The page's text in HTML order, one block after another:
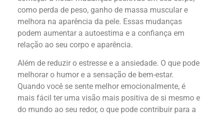
como perda de peso, ganho de massa muscular e
melhora na aparência da pele. Essas mudanças
podem aumentar a autoestima e a confiança em
relação ao seu corpo e aparência.
Além de reduzir o estresse e a ansiedade. O que pode
melhorar o humor e a sensação de bem-estar.
Quando você se sente melhor emocionalmente, é
mais fácil ter uma visão mais positiva de si mesmo e
do mundo ao seu redor, o que pode contribuir para a